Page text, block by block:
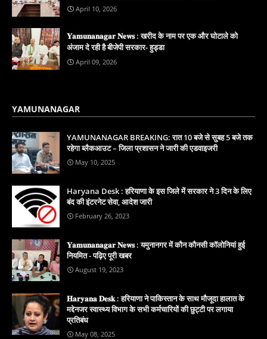
April 10, 2026
𝐘𝐚𝐦𝐮𝐧𝐚𝐧𝐚𝐠𝐚𝐫 𝐍𝐞𝐰𝐬 : खरीद के नाम पर एक और घोटाले को
अंजाम दे रही है बीजेपी सरकार- हुड्डा
April 09, 2026
YAMUNANAGAR
YAMUNANAGAR BREAKING: रात 10 बजे से सुबह 5 बजे तक
रहेगा ब्लैकआउट – जिला प्रशासन ने जारी की एडवाइजरी
May 10, 2025
Haryana Desk : हरियाणा के इस जिले में सरकार ने 3 दिन के लिए
बंद की इंटरनेट सेवा, आदेश जारी
February 26, 2023
𝐘𝐚𝐦𝐮𝐧𝐚𝐧𝐚𝐠𝐚𝐫 𝐍𝐞𝐰𝐬 : यमुनानगर में कौन कौनसी कॉलोनियां हुई
नियमित - पढ़िए पूरी खबर
August 19, 2023
𝐇𝐚𝐫𝐲𝐚𝐧𝐚 𝐃𝐞𝐬𝐤 : हरियाणा ने पाकिस्तान के साथ मौजूदा हालात के
मद्देनजर स्वास्थ्य विभाग के सभी कर्मचारियों की छुट्टी पर लगाया
प्रतिबंध
May 08, 2025